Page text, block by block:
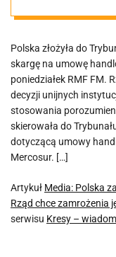
chce
Polska złożyła do
skargę na umowę
poniedziałek RMF FM.
decyzji unijnych
stosowania
skierowała do
dotyczącą umowy
Mercosur. […]
Artykuł Media: Polska
Rząd chce zamrożenia
serwisu Kresy –